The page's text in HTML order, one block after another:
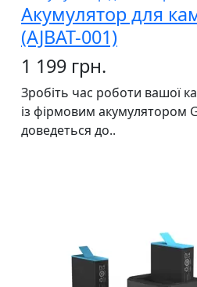
Акумулятор для
(AJBAT-001)
1 199 грн.
Зробіть час роботи вашої
із фірмовим акумулятором
доведеться до..